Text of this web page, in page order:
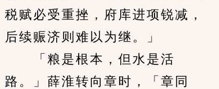
税赋必受重挫，府库进项锐减，
后续赈济则难以为继。」
「粮是根本，但水是活
路。」薛淮转向章时，「章同